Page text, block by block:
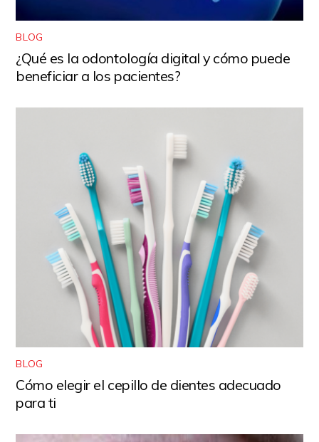
BLOG
¿Qué es la odontología digital y cómo puede
beneficiar a los pacientes?
BLOG
Cómo elegir el cepillo de dientes adecuado
para ti